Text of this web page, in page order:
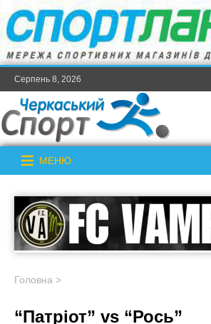
Серпень 8, 2026
МЕНЮ
Головна >
“Патріот” vs “Рось”